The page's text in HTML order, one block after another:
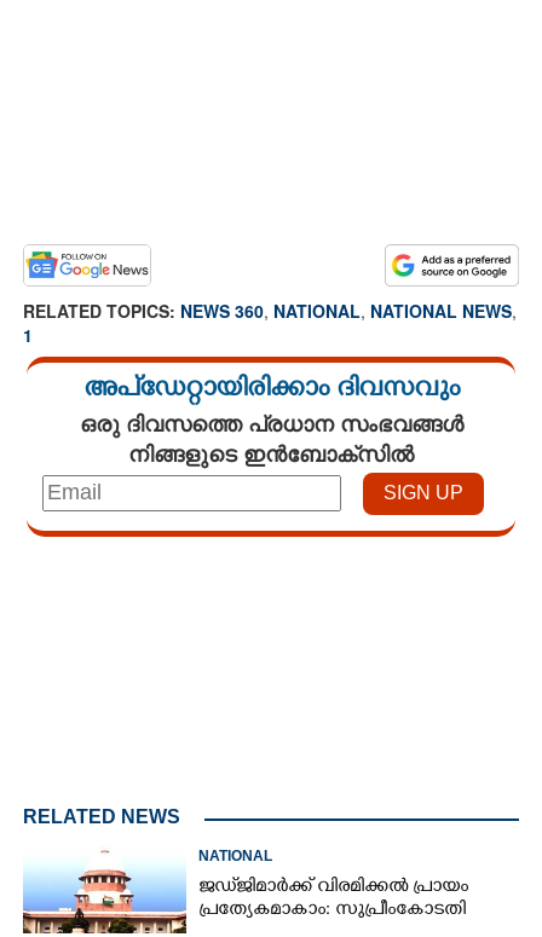
RELATED TOPICS: NEWS 360, NATIONAL, NATIONAL NEWS,
1
അപ്ഡേറ്റായിരിക്കാം ദിവസവും
ഒരു ദിവസത്തെ പ്രധാന സംഭവങ്ങൾ
നിങ്ങളുടെ ഇൻബോക്സിൽ
RELATED NEWS
NATIONAL
ജഡ്‌ജിമാർക്ക് വിരമിക്കൽ പ്രായം
പ്രത്യേകമാകാം: സുപ്രീംകോടതി